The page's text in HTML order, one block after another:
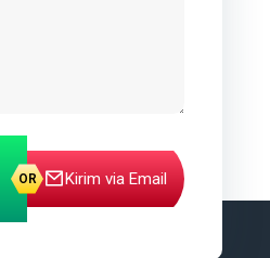
Kirim via Email